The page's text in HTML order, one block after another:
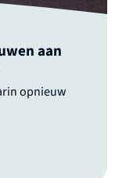
aan
opnieuw